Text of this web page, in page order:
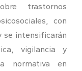
trastornos
con
se intensificarán
vigilancia y
normativa en